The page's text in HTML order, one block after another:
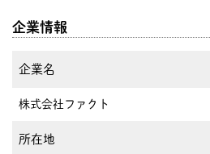
企業情報
企業名
株式会社ファクト
所在地